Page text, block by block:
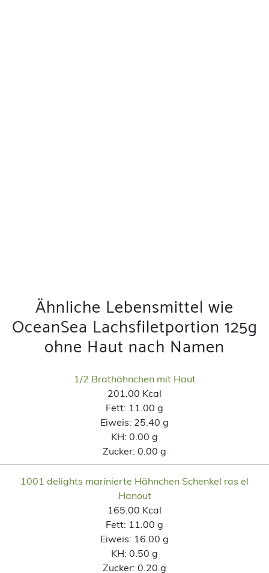
Ähnliche Lebensmittel wie
OceanSea Lachsfiletportion 125g
ohne Haut nach Namen
1/2 Brathähnchen mit Haut
201.00 Kcal
Fett: 11.00 g
Eiweis: 25.40 g
KH: 0.00 g
Zucker: 0.00 g
1001 delights marinierte Hähnchen Schenkel ras el
Hanout
165.00 Kcal
Fett: 11.00 g
Eiweis: 16.00 g
KH: 0.50 g
Zucker: 0.20 g